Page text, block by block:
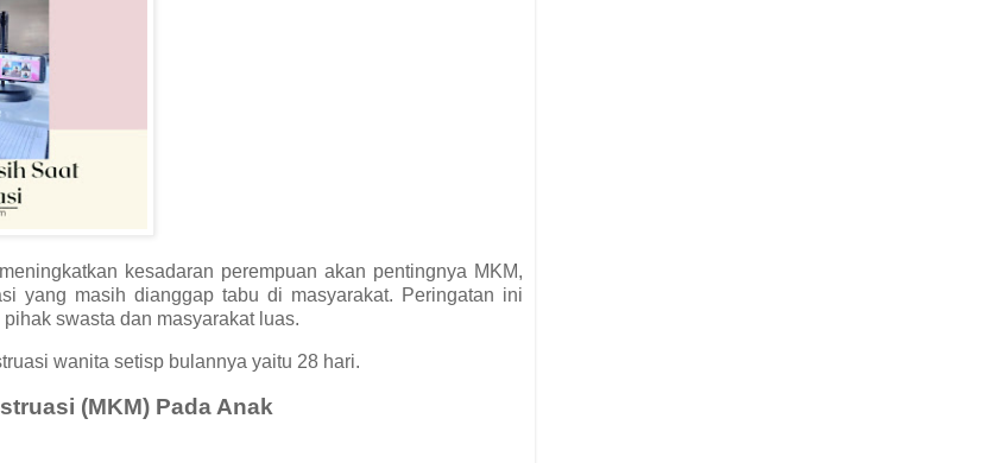
kesadaran perempuan akan pentingnya MKM,
yang masih dianggap tabu di masyarakat. Peringatan ini
swasta dan masyarakat luas.
wanita setisp bulannya yaitu 28 hari.
(MKM) Pada Anak